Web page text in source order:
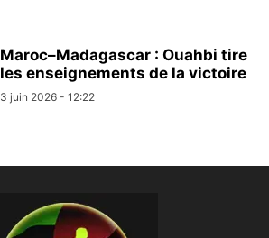
Maroc–Madagascar : Ouahbi tire
les enseignements de la victoire
3 juin 2026 - 12:22